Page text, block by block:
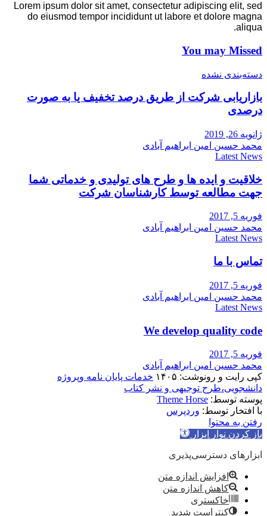
Lorem ipsum dolor sit amet, consectetur adipiscing elit, sed
do eiusmod tempor incididunt ut labore et dolore magna
aliqua.
You may Missed
دسته‌بندی نشده
بازاریابی شرکت از طریق درصد تخفیف یا به صورت
درصدی
ژانویه 26, 2019
محمد حسین امین ابراهیم آبادی
Latest News
خلاقیت و ایده ها و طرح های تولیدی و خدماتی شما
جهت مطالعه توسط کارشناسان شرکت
فوریه 5, 2017
محمد حسین امین ابراهیم آبادی
Latest News
تماس با ما
فوریه 5, 2017
محمد حسین امین ابراهیم آبادی
Latest News
We develop quality code
فوریه 5, 2017
محمد حسین امین ابراهیم آبادی
کپی رایت و رونوشت: ۱۴۰۵
خدمات پایان نامه وپروژه
دانشجویی،طرح توجیهی و نشر کتاب
پوسته توسط: Theme Horse
با افتخار توسط: وردپرس
رفتن به محتوا
باز کردن نوار ابزار
ابزارهای دسترسی‌پذیری
افزایش اندازه متن
کاهش اندازه متن
خاکستری
کنتراست شدید